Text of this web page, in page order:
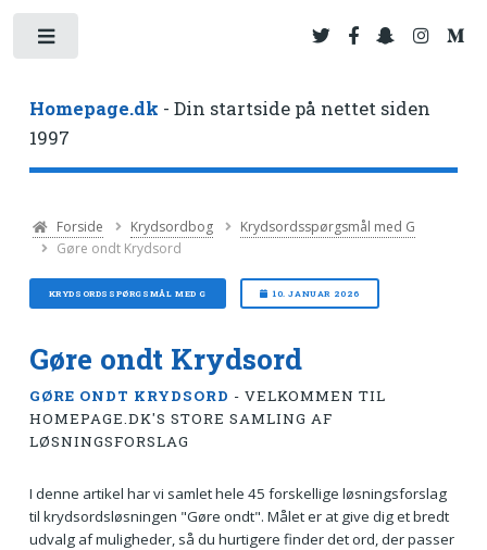
Homepage.dk - Din startside på nettet siden
1997
Forside Krydsordbog
Krydsordsspørgsmål med G
Gøre ondt Krydsord
KRYDSORDSSPØRGSMÅL MED G 10. JANUAR 2026
Gøre ondt Krydsord
GØRE ONDT KRYDSORD - VELKOMMEN TIL
HOMEPAGE.DK'S STORE SAMLING AF
LØSNINGSFORSLAG
I denne artikel har vi samlet hele 45 forskellige løsningsforslag
til krydsordsløsningen "Gøre ondt". Målet er at give dig et bredt
udvalg af muligheder, så du hurtigere finder det ord, der passer